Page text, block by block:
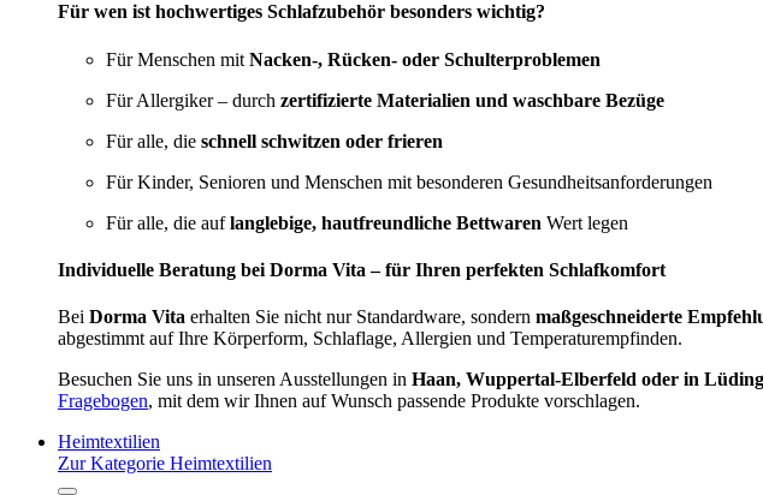
Für wen ist hochwertiges Schlafzubehör besonders wichtig?
Für Menschen mit Nacken-, Rücken- oder Schulterproblemen
Für Allergiker – durch zertifizierte Materialien und waschbare Bezüge
Für alle, die schnell schwitzen oder frieren
Für Kinder, Senioren und Menschen mit besonderen Gesundheitsanforderungen
Für alle, die auflanglebige, hautfreundliche Bettwaren Wert legen
Individuelle Beratung bei Dorma Vita – für Ihren perfekten Schlafkomfort
Bei Dorma Vita erhalten Sie nicht nur Standardware, sondern maßgeschneiderte
abgestimmt auf Ihre Körperform, Schlaflage, Allergien und Temperaturempfinden.
Besuchen Sie uns in unseren Ausstellungen in Haan, Wuppertal-Elberfeld oder in
Fragebogen, mit dem wir Ihnen auf Wunsch passende Produkte vorschlagen.
Heimtextilien
Zur Kategorie Heimtextilien